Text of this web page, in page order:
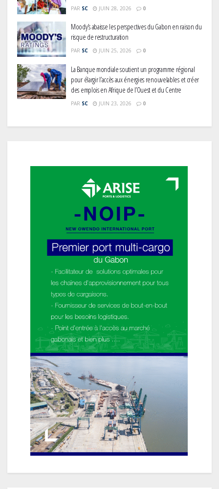
PAR SC JUIN 28, 2026 0
Moody’s abaisse les perspectives du Gabon en raison du
risque de restructuration
PAR SC JUIN 25, 2026 0
La Banque mondiale soutient un programme régional
pour élargir l’accès aux énergies renouvelables et créer
des emplois en Afrique de l’Ouest et du Centre
PAR SC JUIN 23, 2026 0